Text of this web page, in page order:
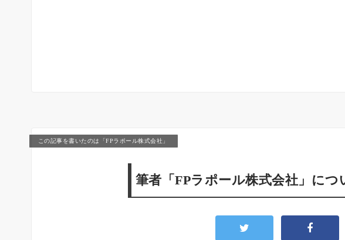
この記事を書いたのは「FPラポール株式会社」
筆者「FPラポール株式会社」につ